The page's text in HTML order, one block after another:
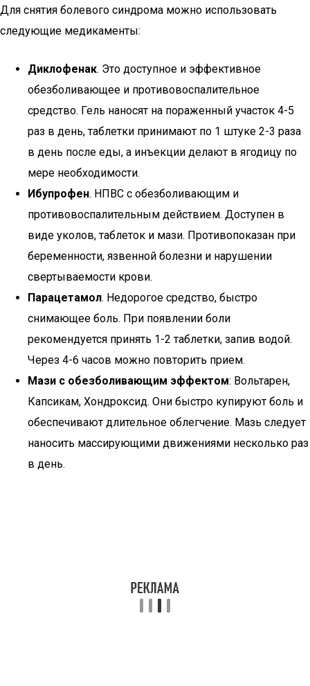
Для снятия болевого синдрома можно использовать
следующие медикаменты:
Диклофенак. Это доступное и эффективное
обезболивающее и противовоспалительное
средство. Гель наносят на пораженный участок 4-5
раз в день, таблетки принимают по 1 штуке 2-3 раза
в день после еды, а инъекции делают в ягодицу по
мере необходимости.
Ибупрофен. НПВС с обезболивающим и
противовоспалительным действием. Доступен в
виде уколов, таблеток и мази. Противопоказан при
беременности, язвенной болезни и нарушении
свертываемости крови.
Парацетамол. Недорогое средство, быстро
снимающее боль. При появлении боли
рекомендуется принять 1-2 таблетки, запив водой.
Через 4-6 часов можно повторить прием.
Мази с обезболивающим эффектом: Вольтарен,
Капсикам, Хондроксид. Они быстро купируют боль и
обеспечивают длительное облегчение. Мазь следует
наносить массирующими движениями несколько раз
в день.